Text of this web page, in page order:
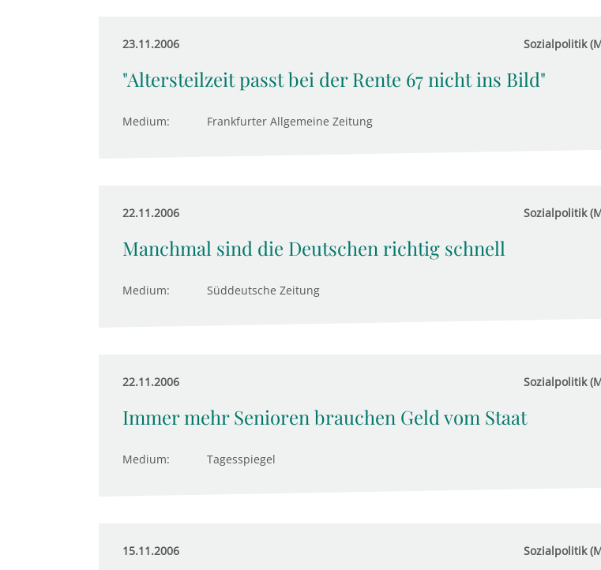
23.11.2006 Sozialpolitik
"Altersteilzeit passt bei der Rente 67 nicht ins Bild"
Medium: Frankfurter Allgemeine Zeitung
22.11.2006 Sozialpolitik
Manchmal sind die Deutschen richtig schnell
Medium: Süddeutsche Zeitung
22.11.2006 Sozialpolitik
Immer mehr Senioren brauchen Geld vom Staat
Medium: Tagesspiegel
15.11.2006 Sozialpolitik